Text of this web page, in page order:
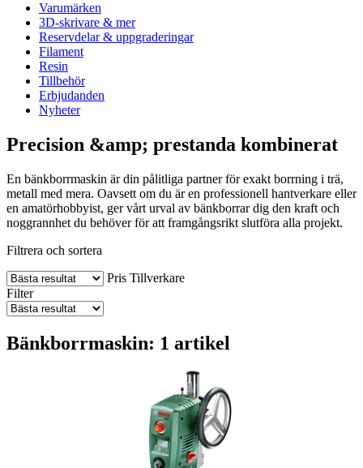
Varumärken
3D-skrivare & mer
Reservdelar & uppgraderingar
Filament
Resin
Tillbehör
Erbjudanden
Nyheter
Precision &amp; prestanda kombinerat
En bänkborrmaskin är din pålitliga partner för exakt borrning i trä,
metall med mera. Oavsett om du är en professionell hantverkare eller
en amatörhobbyist, ger vårt urval av bänkborrar dig den kraft och
noggrannhet du behöver för att framgångsrikt slutföra alla projekt.
Filtrera och sortera
Pris Tillverkare
Filter
Bänkborrmaskin: 1 artikel